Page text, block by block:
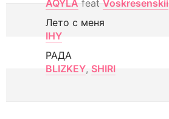
AQYLA feat Voskresenskii
Лето с меня
IHY
РАДА
BLIZKEY, SHIRI